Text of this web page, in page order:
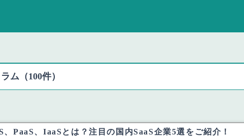
ム（100件）
、PaaS、IaaSとは？注目の国内SaaS企業5選をご紹介！